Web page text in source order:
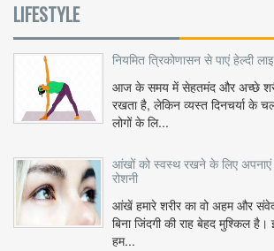
LIFESTYLE
नियमित त्रिकोणासन से पाएं हेल्दी
आज के समय में सेहतमंद और अच्छे
रखता है, लेकिन व्यस्त दिनचर्या के
लोगों के लि...
आंखों को स्वस्थ रखने के लिए अपनाएं
रोशनी
आंखें हमारे शरीर का वो अहम और
बिना जिंदगी की राह बेहद मुश्किल
हम...